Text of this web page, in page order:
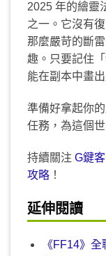
2025 年的繪靈
之一。它沒有
那麼嚴苛的斷
趣。只要記住「
能在副本中畫
準備好拿起你
任務，為這個
持續關注 G鍵客
攻略 ！
延伸閱讀
《FF14》